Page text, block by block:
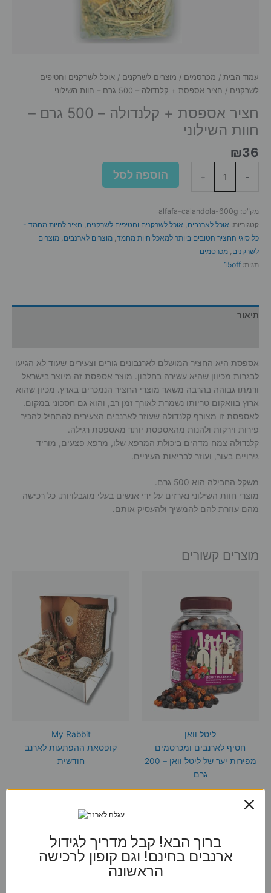
עמוד הבית / מכרסמים / מוצרים לשרקנים / אוכל לשרקנים וחטיפים
לשרקנים / חציר אספסת + קלנדולה – 500 גרם – חוות השילוני
חציר אספסת + קלנדולה – 500 גרם –
חוות השילוני
₪36
-
אספסת
+
קלנדולה
-
500
השילוני
+ הוספה לסל
מק"ט: alfafa-calandola-600g
קטגוריות: אוכל לארנבים אוכל לשרקנים וחטיפים לשרקנים חציר לחיות מחמד -
כל סוגי החציר הטובים ביותר למאכל חיות מחמד מוצרים לארנבים מוצרים
לשרקנים מכרסמים
תגית: 15off
תיאור
אספסת היא החציר המושלם לארנבונים גורים וצעירים שעוד לא הגיעו
לבגרות מכיוון שהיא עשירה בחלבון. מוצר אספסת זה מיוצר בישראל
ורמתו גבוהה בהרבה משאר מוצרי החציר הנמכרים בארץ. מכיון שהוא
ארוץ בוואקום טריותו נשמרת לאורך זמן רב, והוא גם חסכוני במקום.
לאספסת זו מצורף קלנדולה שעוזר לארנבים הצעירים להתחיל להכיר
פירות וירקות ולהנות מהאספסת יותר מאספסת רגילה.
קלנדולה צמח מדהים ביכולת המרפא שלו, מרפא פצעים, מוריד
גירויים בעור, ועוזר לבריאות העיניים.
משקל החבילה הוא 500 גרם.
מוצרי חוות השילוני נארזים על ידי אנשים בעלי מוגבלויות, כל רכישה
מהם עוזרת להם להמשיך ולהעסיק אותם.
מוצרים קשורים
ליטל וואן
חטיף לארנבים ומכרסמים
מפירות יער של ליטל וואן – 200
גרם
₪30
My Rabbit
קופסאת ההפתעות לארנב
חודשית
₪219
הוספה לסל
ברוך הבא! קבל מדריך לגידול
ארנבים בחינם! וגם קופון לרכישה
הראשונה